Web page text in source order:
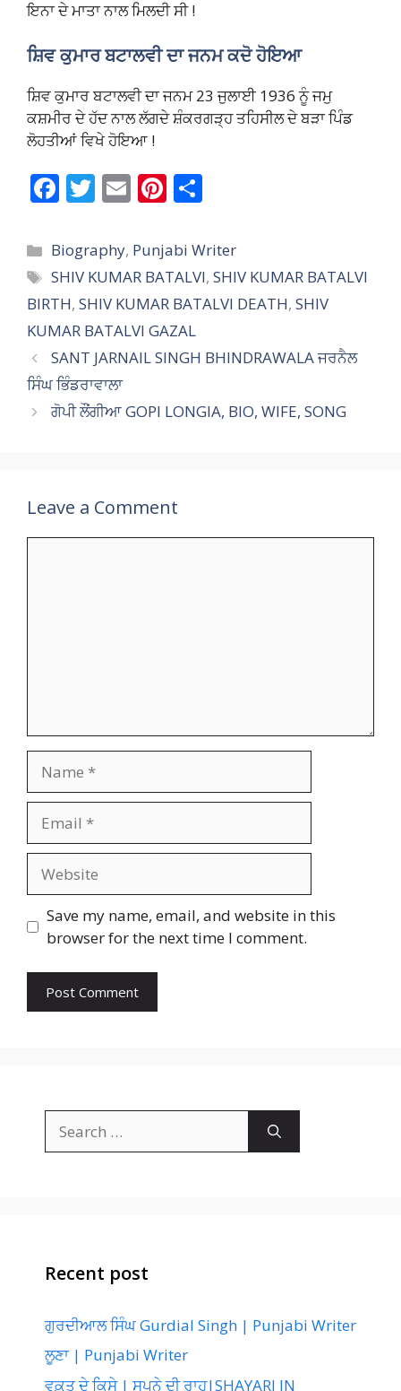
ਇਨਾ ਦੇ ਮਾਤਾ ਨਾਲ ਮਿਲਦੀ ਸੀ !
ਸ਼ਿਵ ਕੁਮਾਰ ਬਟਾਲਵੀ ਦਾ ਜਨਮ ਕਦੋ ਹੋਇਆ
ਸ਼ਿਵ ਕੁਮਾਰ ਬਟਾਲਵੀ ਦਾ ਜਨਮ 23 ਜੁਲਾਈ 1936 ਨੂੰ ਜਮੁ
ਕਸ਼ਮੀਰ ਦੇ ਹੱਦ ਨਾਲ ਲੱਗਦੇ ਸ਼ੰਕਰਗੜ੍ਹ ਤਹਿਸੀਲ ਦੇ ਬੜਾ ਪਿੰਡ
ਲੋਹਤੀਆਂ ਵਿਖੇ ਹੋਇਆ !
F
e
b
o
o
k
T
itt
er
E
ai
l
Pi
er
e
st
ar
e
Categories
Biography, Punjabi Writer
Tags
SHIV KUMAR BATALVI,SHIV KUMAR BATALVI
BIRTH, SHIV KUMAR BATALVI DEATH, SHIV
KUMAR BATALVI GAZAL
SANT JARNAIL SINGH BHINDRAWALA ਜਰਨੈਲ
ਸਿੰਘ ਭਿੰਡਰਾਵਾਲਾ
ਗੋਪੀ ਲੌਂਗੀਆ GOPI LONGIA, BIO, WIFE, SONG
Leave a Comment
Save my name, email, and website in this
browser for the next time I comment.
for:
Recent post
ਗੁਰਦੀਆਲ ਸਿੰਘ Gurdial Singh | Punjabi Writer
ਲੂਣਾ | Punjabi Writer
ਵਕ਼ਤ ਦੇ ਕਿਸੇ | ਸੁਪਨੇ ਦੀ ਰਾਹ|SHAYARI IN